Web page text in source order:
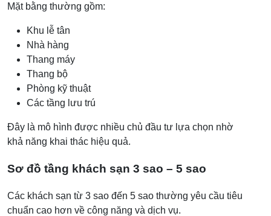
Mặt bằng thường gồm:
Khu lễ tân
Nhà hàng
Thang máy
Thang bộ
Phòng kỹ thuật
Các tầng lưu trú
Đây là mô hình được nhiều chủ đầu tư lựa chọn nhờ
khả năng khai thác hiệu quả.
Sơ đồ tầng khách sạn 3 sao – 5 sao
Các khách sạn từ 3 sao đến 5 sao thường yêu cầu tiêu
chuẩn cao hơn về công năng và dịch vụ.